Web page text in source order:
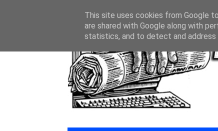
This site uses cookies from Google
are shared with Google along with
statistics, and to detect and address